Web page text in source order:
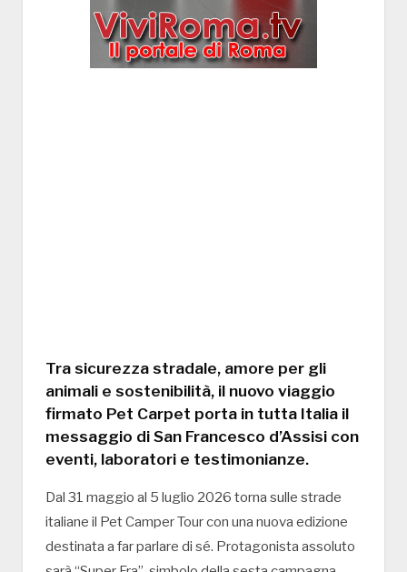
Tra sicurezza stradale, amore per gli
animali e sostenibilità, il nuovo viaggio
firmato Pet Carpet porta in tutta Italia il
messaggio di San Francesco d’Assisi con
eventi, laboratori e testimonianze.
Dal 31 maggio al 5 luglio 2026 torna sulle strade
italiane il Pet Camper Tourcon una nuova edizione
destinata a far parlare di sé. Protagonista assoluto